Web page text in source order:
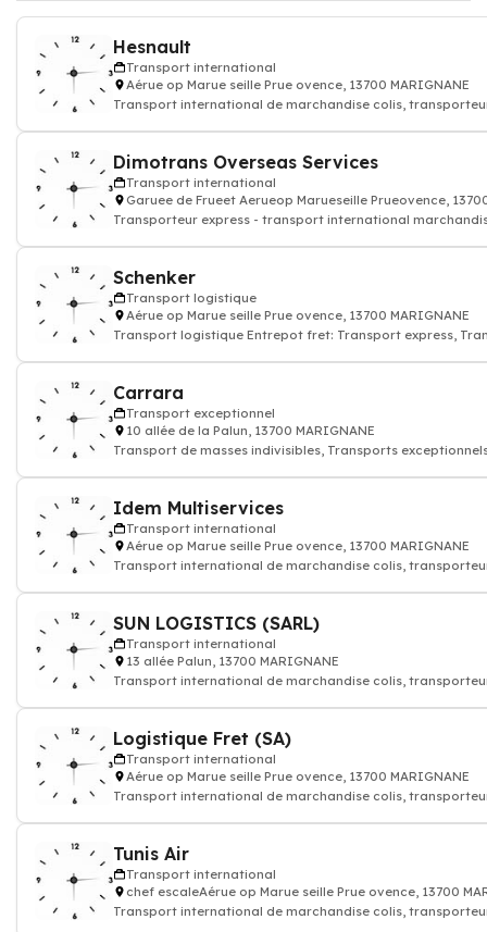
Hesnault
Transport international
Aérue op Marue seille Prue ovence, 13700 MARIGNANE
Transport international de marchandise colis,
Dimotrans Overseas Services
Transport international
Garuee de Frueet Aerueop Marueseille Prueovence,
Transporteur express - transport international
Schenker
Transport logistique
Aérue op Marue seille Prue ovence, 13700 MARIGNANE
Transport logistique Entrepot fret: Transport express,
Carrara
Transport exceptionnel
10 allée de la Palun, 13700 MARIGNANE
Transport de masses indivisibles, Transports
Idem Multiservices
Transport international
Aérue op Marue seille Prue ovence, 13700 MARIGNANE
Transport international de marchandise colis,
SUN LOGISTICS (SARL)
Transport international
13 allée Palun, 13700 MARIGNANE
Transport international de marchandise colis,
Logistique Fret (SA)
Transport international
Aérue op Marue seille Prue ovence, 13700 MARIGNANE
Transport international de marchandise colis,
Tunis Air
Transport international
chef escaleAérue op Marue seille Prue ovence, 13700
Transport international de marchandise colis,